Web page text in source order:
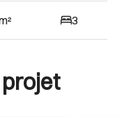
3